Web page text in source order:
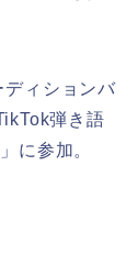
ィションバ
弾き語
に参加。